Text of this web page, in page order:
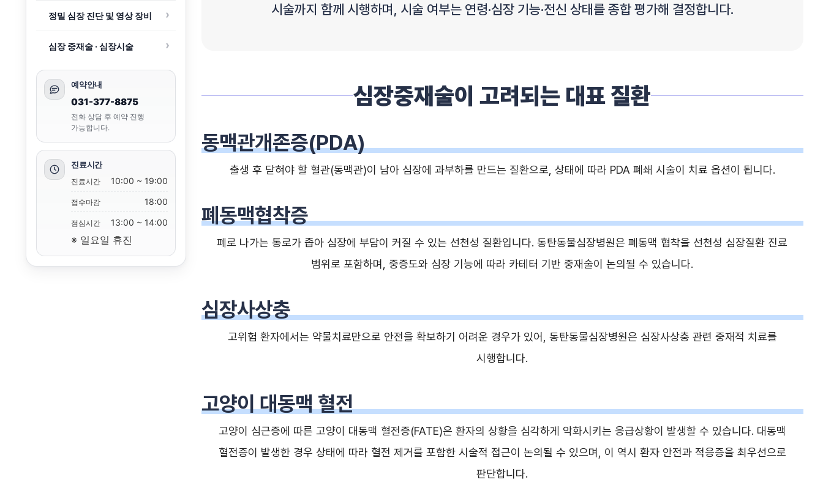
정밀 심장 진단 및 영상 장비
심장 중재술 · 심장시술
예약안내
031-377-8875
전화 상담 후 예약 진행
가능합니다.
진료시간
진료시간 10:00 ~ 19:00
접수마감 18:00
점심시간 13:00 ~ 14:00
※ 일요일 휴진
시술까지 함께 시행하며, 시술 여부는 연령·심장 기능·전신 상태를 종합 평가해 결정합니다.
심장중재술이 고려되는 대표 질환
동맥관개존증(PDA)
출생 후 닫혀야 할 혈관(동맥관)이 남아 심장에 과부하를 만드는 질환으로, 상태에 따라 PDA 폐쇄 시술이 치료 옵션이 됩니다.
폐동맥협착증
폐로 나가는 통로가 좁아 심장에 부담이 커질 수 있는 선천성 질환입니다. 동탄동물심장병원은 폐동맥 협착을 선천성 심장질환 진료
범위로 포함하며, 중증도와 심장 기능에 따라 카테터 기반 중재술이 논의될 수 있습니다.
심장사상충
고위험 환자에서는 약물치료만으로 안전을 확보하기 어려운 경우가 있어, 동탄동물심장병원은 심장사상충 관련 중재적 치료를
시행합니다.
고양이 대동맥 혈전
고양이 심근증에 따른 고양이 대동맥 혈전증(FATE)은 환자의 상황을 심각하게 악화시키는 응급상황이 발생할 수 있습니다. 대동맥
혈전증이 발생한 경우 상태에 따라 혈전 제거를 포함한 시술적 접근이 논의될 수 있으며, 이 역시 환자 안전과 적응증을 최우선으로
판단합니다.